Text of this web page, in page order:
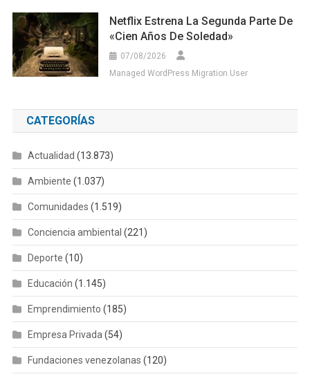
Netflix Estrena La Segunda Parte De
«Cien Años De Soledad»
07/08/2026
Managed WordPress Migration User
CATEGORÍAS
Actualidad (13.873)
Ambiente (1.037)
Comunidades (1.519)
Conciencia ambiental (221)
Deporte (10)
Educación (1.145)
Emprendimiento (185)
Empresa Privada(54)
Fundaciones venezolanas (120)